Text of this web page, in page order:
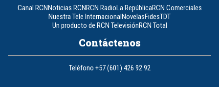
Canal RCNNoticias RCNRCN RadioLa RepúblicaRCN Comerciales
Nuestra Tele InternacionalNovelasFidesTDT
Un producto de RCN TelevisiónRCN Total
Contáctenos
Teléfono +57 (601) 426 92 92